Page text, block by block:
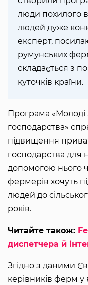
люди похилого
людей дуже
експерт,
румунських
складається з
куточків країни.
Програма «Молоді
господарства»
підвищення
господарства для
допомогою нього
фермерів хочуть
людей до
років.
Читайте також:
диспетчера й
Згідно з даними
керівників ферм